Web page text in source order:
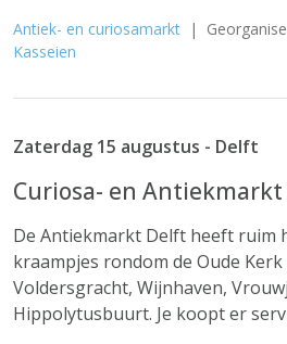
Antiek- en curiosamarkt |
Kasseien
Zaterdag 15 augustus - Delft
Curiosa- en
De Antiekmarkt Delft heeft ruim
kraampjes rondom de Oude Kerk
Voldersgracht, Wijnhaven,
Hippolytusbuurt. Je koopt er